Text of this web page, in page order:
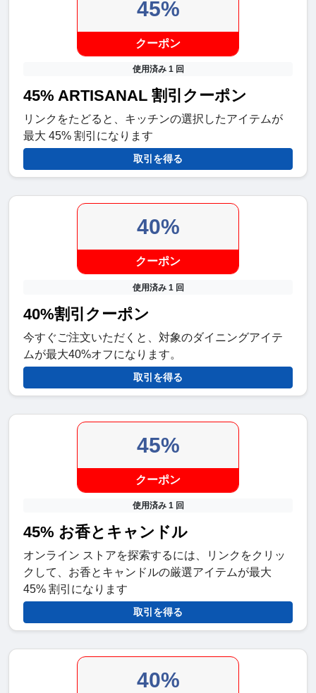
45%
クーポン
使用済み 1 回
45% ARTISANAL 割引クーポン
リンクをたどると、キッチンの選択したアイテムが
最大 45% 割引になります
取引を得る
40%
クーポン
使用済み 1 回
40%割引クーポン
今すぐご注文いただくと、対象のダイニングアイテ
ムが最大40%オフになります。
取引を得る
45%
クーポン
使用済み 1 回
45% お香とキャンドル
オンライン ストアを探索するには、リンクをクリッ
クして、お香とキャンドルの厳選アイテムが最大
45% 割引になります
取引を得る
40%